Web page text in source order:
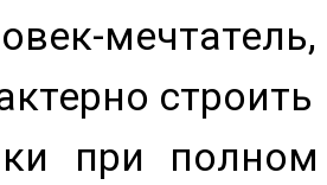
при полном